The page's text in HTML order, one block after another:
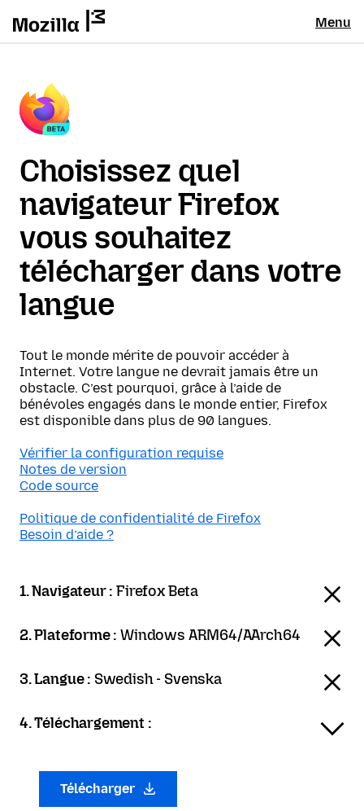
Menu
Choisissez quel
navigateur Firefox
vous souhaitez
télécharger dans votre
langue
Tout le monde mérite de pouvoir accéder à
Internet. Votre langue ne devrait jamais être un
obstacle. C’est pourquoi, grâce à l’aide de
bénévoles engagés dans le monde entier, Firefox
est disponible dans plus de 90 langues.
Vérifier la configuration requise
Notes de version
Code source
Politique de confidentialité de Firefox
Besoin d’aide ?
1. Navigateur :Firefox Beta
2. Plateforme :Windows ARM64/AArch64
3. Langue : Swedish - Svenska
4. Téléchargement :
Télécharger